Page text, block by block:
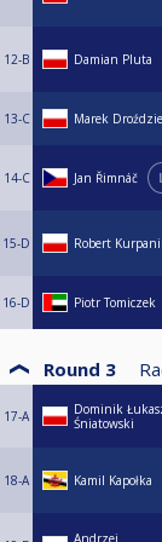
12-B Damian Pluta
13-C Marek
14-C Jan Řimnáč
15-D Robert
16-D Piotr Tomiczek
Round 3
17-A
Dominik
Śniatowski
18-A Kamil Kapołka